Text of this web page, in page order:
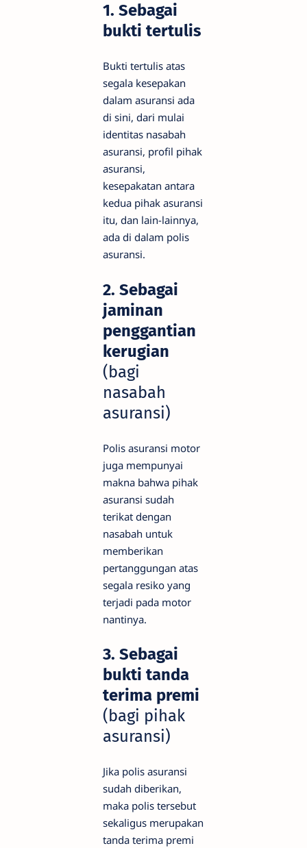
1. Sebagai
bukti tertulis
Bukti tertulis atas
segala kesepakan
dalam asuransi ada
di sini, dari mulai
identitas nasabah
asuransi, profil pihak
asuransi,
kesepakatan antara
kedua pihak asuransi
itu, dan lain-lainnya,
ada di dalam polis
asuransi.
2. Sebagai
jaminan
penggantian
kerugian
(bagi
nasabah
asuransi)
Polis asuransi motor
juga mempunyai
makna bahwa pihak
asuransi sudah
terikat dengan
nasabah untuk
memberikan
pertanggungan atas
segala resiko yang
terjadi pada motor
nantinya.
3. Sebagai
bukti tanda
terima premi
(bagi pihak
asuransi)
Jika polis asuransi
sudah diberikan,
maka polis tersebut
sekaligus merupakan
tanda terima premi